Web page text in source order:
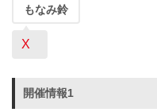
もなみ鈴
X
開催情報1